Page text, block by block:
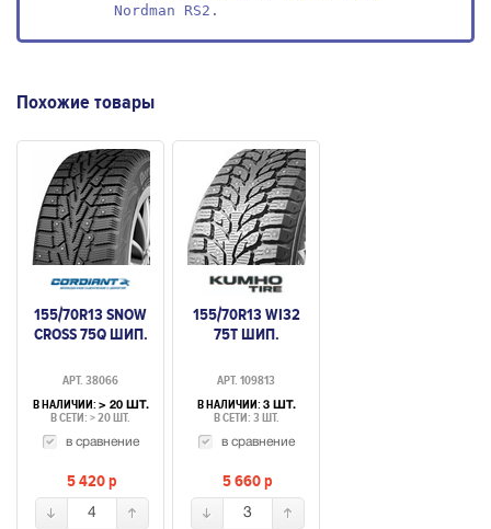
Nordman RS2.
Похожие товары
155/70R13 SNOW
CROSS 75Q ШИП.
АРТ. 38066
В НАЛИЧИИ: > 20 ШТ.
В СЕТИ: > 20 ШТ.
в сравнение
5 420p
4
155/70R13 WI32
75T ШИП.
АРТ. 109813
В НАЛИЧИИ: 3 ШТ.
В СЕТИ: 3 ШТ.
в сравнение
5 660p
3